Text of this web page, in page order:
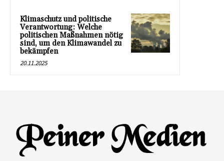
Klimaschutz und politische
Verantwortung: Welche
politischen Maßnahmen nötig
sind, um den Klimawandel zu
bekämpfen
20.11.2025